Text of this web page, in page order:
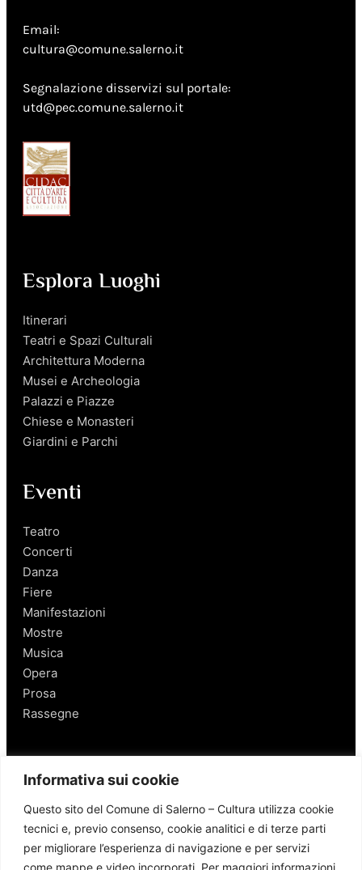
Informativa sui cookie
Questo sito del Comune di Salerno – Cultura utilizza cookie
tecnici e, previo consenso, cookie analitici e di terze parti
per migliorare l’esperienza di navigazione e per servizi
come mappe e video incorporati. Per maggiori informazioni
Email:
cultura@comune.salerno.it
Segnalazione disservizi sul portale:
utd@pec.comune.salerno.it
Esplora Luoghi
Itinerari
Teatri e Spazi Culturali
Architettura Moderna
Musei e Archeologia
Palazzi e Piazze
Chiese e Monasteri
Giardini e Parchi
Eventi
Teatro
Concerti
Danza
Fiere
Manifestazioni
Mostre
Musica
Opera
Prosa
Rassegne
Salerno
Personaggi
Enogastronomia
Mobilità a Salerno
Luoghi nei Dintorni